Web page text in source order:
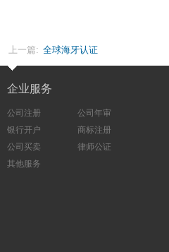
上一篇: 全球海牙认证
企业服务
公司注册
公司年审
银行开户
商标注册
公司买卖
律师公证
其他服务